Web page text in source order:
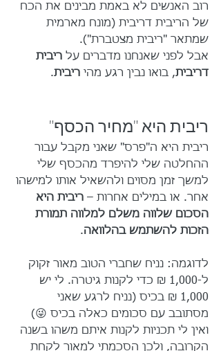
רוב האנשים לא באמת מבינים את הכח
של הריבית דריבית (מונח מארמית
שמתאר "ריבית מצטברת").
אבל לפני שאנחנו מדברים על ריבית
דריבית, בואו נבין רגע מהי ריבית.
ריבית היא "מחיר הכסף"
ריבית היא ה"פרס" שאני מקבל עבור
ההחלטה שלי להיפרד מהכסף שלי
למשך זמן מסוים ולהשאיל אותו למישהו
אחר. או במילים אחרות – ריבית היא
הסכום שלווה משלם למלווה תמורת
הזכות להשתמש בהלוואה.
לדוגמה: נניח שחברי הטוב מאור זקוק
ל-1,000 ₪ כדי לקנות גיטרה. לי יש
1,000 ₪ בכיס (נניח לרגע שאני
מסתובב עם סכומים כאלה בכיס 😜)
ואין לי תכניות לקנות איתם משהו בשנה
הקרובה, ולכן הסכמתי למאור לקחת